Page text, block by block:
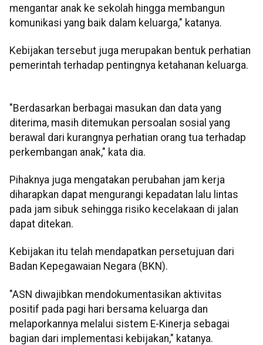
mengantar anak ke sekolah hingga membangun
komunikasi yang baik dalam keluarga," katanya.
Kebijakan tersebut juga merupakan bentuk perhatian
pemerintah terhadap pentingnya ketahanan keluarga.
"Berdasarkan berbagai masukan dan data yang
diterima, masih ditemukan persoalan sosial yang
berawal dari kurangnya perhatian orang tua terhadap
perkembangan anak," kata dia.
Pihaknya juga mengatakan perubahan jam kerja
diharapkan dapat mengurangi kepadatan lalu lintas
pada jam sibuk sehingga risiko kecelakaan di jalan
dapat ditekan.
Kebijakan itu telah mendapatkan persetujuan dari
Badan Kepegawaian Negara (BKN).
"ASN diwajibkan mendokumentasikan aktivitas
positif pada pagi hari bersama keluarga dan
melaporkannya melalui sistem E-Kinerja sebagai
bagian dari implementasi kebijakan," katanya.